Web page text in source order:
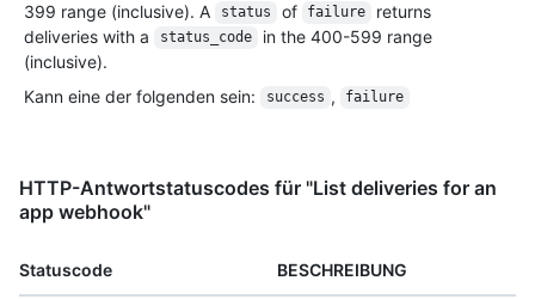
399 range (inclusive). A
status of failure
returns
deliveries with a
status_code
in the 400-599 range
(inclusive).
Kann eine der folgenden sein: success , failure
HTTP-Antwortstatuscodes für "List deliveries for an
app webhook"
Statuscode BESCHREIBUNG